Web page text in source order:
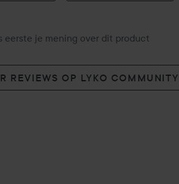
eerste je mening over dit product
REVIEWS OP LYKO COMMUNITY